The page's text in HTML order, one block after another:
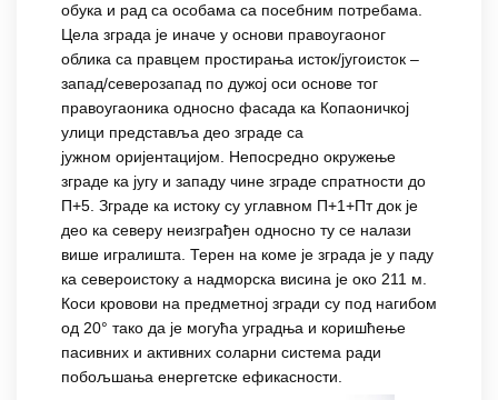
обука и рад са особама са посебним потребама.
Цела зграда је иначе у основи правоугаоног
облика са правцем простирања исток/југоисток –
запад/северозапад по дужој оси основе тог
правоугаоника односно фасада ка Копаоничкој
улици представља део зграде са
јужном оријентацијом. Непосредно окружење
зграде ка југу и западу чине зграде спратности до
П+5. Зграде ка истоку су углавном П+1+Пт док је
део ка северу неизграђен односно ту се налази
више игралишта. Терен на коме је зграда је у паду
ка североистоку а надморска висина је око 211 м.
Коси кровови на предметној згради су под нагибом
од 20° тако да је могућа уградња и коришћење
пасивних и активних соларни система ради
побољшања енергетске ефикасности.